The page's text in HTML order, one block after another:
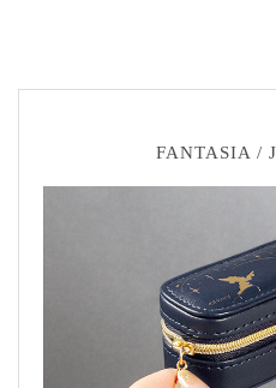
FANTASIA /